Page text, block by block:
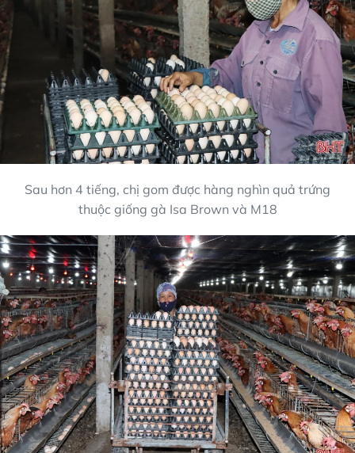
Sau hơn 4 tiếng, chị gom được hàng nghìn quả trứng
thuộc giống gà Isa Brown và M18